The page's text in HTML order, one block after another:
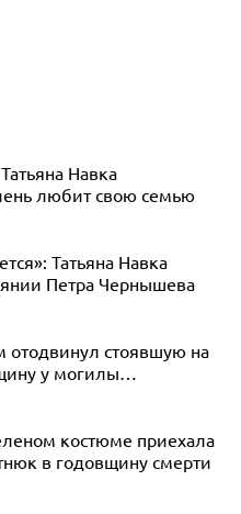
Навка
любит свою семью
Татьяна Навка
Петра Чернышева
стоявшую на
у могилы
костюме приехала
в годовщину смерти